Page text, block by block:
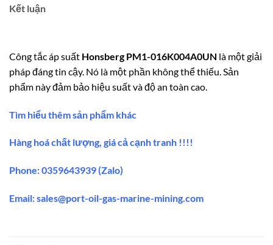
Kết luận
Công tắc áp suất Honsberg PM1-016K004A0UN là một giải
pháp đáng tin cậy. Nó là một phần không thể thiếu. Sản
phẩm này đảm bảo hiệu suất và độ an toàn cao.
Tìm hiểu thêm sản phẩm khác
Hàng hoá chất lượng, giá cả cạnh tranh !!!!
Phone: 0359643939 (Zalo)
Email:sales@port-oil-gas-marine-mining.com